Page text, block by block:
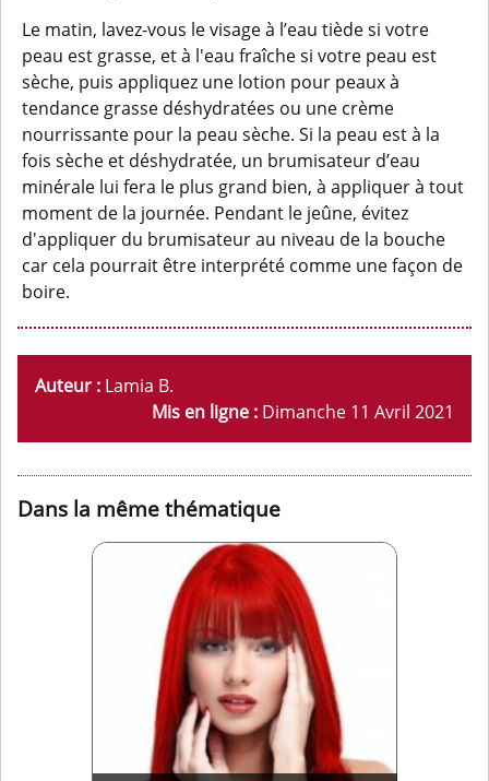
Le matin, lavez-vous le visage à l’eau tiède si votre
peau est grasse, et à l'eau fraîche si votre peau est
sèche, puis appliquez une lotion pour peaux à
tendance grasse déshydratées ou une crème
nourrissante pour la peau sèche. Si la peau est à la
fois sèche et déshydratée, un brumisateur d’eau
minérale lui fera le plus grand bien, à appliquer à tout
moment de la journée. Pendant le jeûne, évitez
d'appliquer du brumisateur au niveau de la bouche
car cela pourrait être interprété comme une façon de
boire.
Auteur : Lamia B.
Mis en ligne : Dimanche 11 Avril 2021
Dans la même thématique